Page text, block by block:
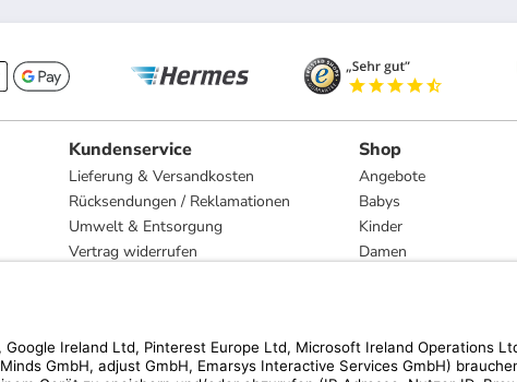
Kundenservice
Lieferung & Versandkosten
Rücksendungen / Reklamationen
Umwelt & Entsorgung
Vertrag widerrufen
Shop
Angebote
Babys
Kinder
Damen
Marken